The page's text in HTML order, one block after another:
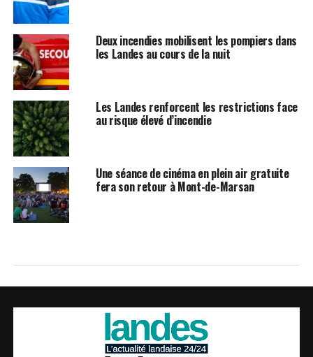
Deux incendies mobilisent les pompiers dans
les Landes au cours de la nuit
Les Landes renforcent les restrictions face
au risque élevé d’incendie
Une séance de cinéma en plein air gratuite
fera son retour à Mont-de-Marsan